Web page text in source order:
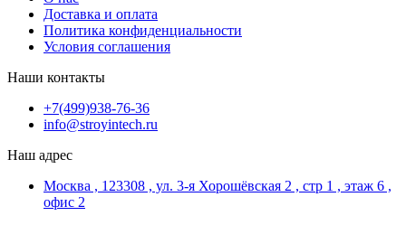
Доставка и оплата
Политика конфиденциальности
Условия соглашения
Наши контакты
+7(499)938-76-36
info@stroyintech.ru
Наш адрес
Москва , 123308 , ул. 3-я Хорошёвская 2 , стр 1 , этаж 6 ,
офис 2